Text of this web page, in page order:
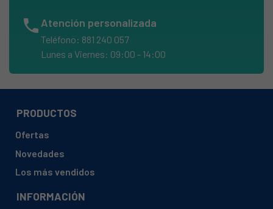
BALAY, 3TS730B/01
BALAY, 3TS730B/01 TS730
BALAY, 3TS737A/01 TS737
BALAY, 3TS737B/01 TS737
BALAY, 3TS745A/01 TS745
BALAY, 3TS745B-01
BALAY, 3TS745B/01
BALAY, 3TS745B/01 TS745
BALAY, 3TS745B/29 TS745
phone Atención personalizada
Teléfono: 881 240 057
Lunes a Viernes: 09:00 - 14:00
PRODUCTOS
Ofertas
Novedades
Los más vendidos
INFORMACIÓN